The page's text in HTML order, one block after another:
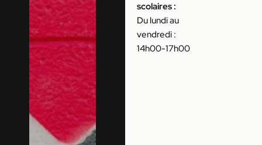
scolaires :
Du lundi au
vendredi :
14h00-17h00